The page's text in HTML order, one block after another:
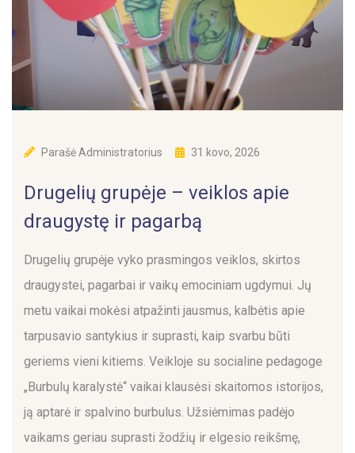
ParašėAdministratorius 31 kovo, 2026
Drugelių grupėje – veiklos apie
draugystę ir pagarbą
Drugelių grupėje vyko prasmingos veiklos, skirtos
draugystei, pagarbai ir vaikų emociniam ugdymui. Jų
metu vaikai mokėsi atpažinti jausmus, kalbėtis apie
tarpusavio santykius ir suprasti, kaip svarbu būti
geriems vieni kitiems. Veikloje su socialine pedagoge
„Burbulų karalystė“ vaikai klausėsi skaitomos istorijos,
ją aptarė ir spalvino burbulus. Užsiėmimas padėjo
vaikams geriau suprasti žodžių ir elgesio reikšmę,